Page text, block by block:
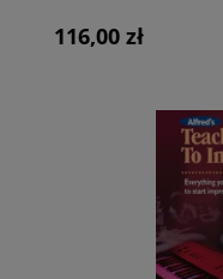
116,00 zł